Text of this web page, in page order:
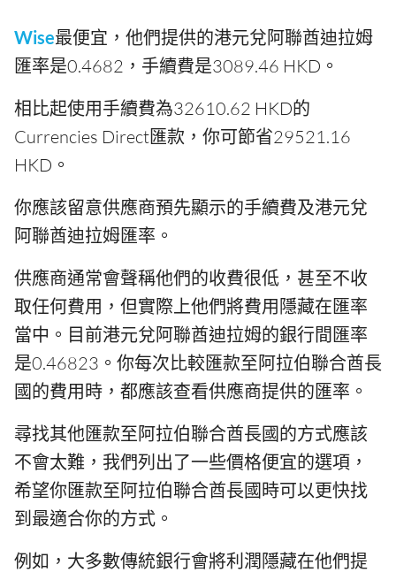
Wise最便宜，他們提供的港元兌阿聯酋迪拉姆
匯率是0.4682，手續費是3089.46 HKD。
相比起使用手續費為32610.62 HKD的
Currencies Direct匯款，你可節省29521.16
HKD。
你應該留意供應商預先顯示的手續費及港元兌
阿聯酋迪拉姆匯率。
供應商通常會聲稱他們的收費很低，甚至不收
取任何費用，但實際上他們將費用隱藏在匯率
當中。目前港元兌阿聯酋迪拉姆的銀行間匯率
是0.46823。你每次比較匯款至阿拉伯聯合酋長
國的費用時，都應該查看供應商提供的匯率。
尋找其他匯款至阿拉伯聯合酋長國的方式應該
不會太難，我們列出了一些價格便宜的選項，
希望你匯款至阿拉伯聯合酋長國時可以更快找
到最適合你的方式。
例如，大多數傳統銀行會將利潤隱藏在他們提